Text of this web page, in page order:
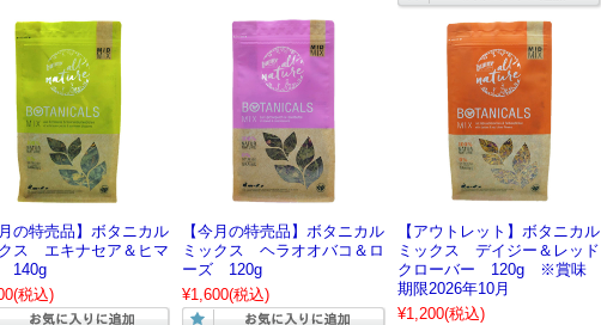
月の特売品】ボタニカル
ス エキナセア＆ヒマ
140g
(税込)
【今月の特売品】ボタニカル
ミックス ヘラオオバコ＆ロ
ーズ 120g
¥1,600(税込)
【アウトレット】ボタニカル
ミックス デイジー＆レッド
クローバー 120g ※賞味
期限2026年10月
¥1,200(税込)